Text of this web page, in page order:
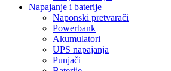
Napajanje i baterije
Naponski pretvarači
Powerbank
Akumulatori
UPS napajanja
Punjači